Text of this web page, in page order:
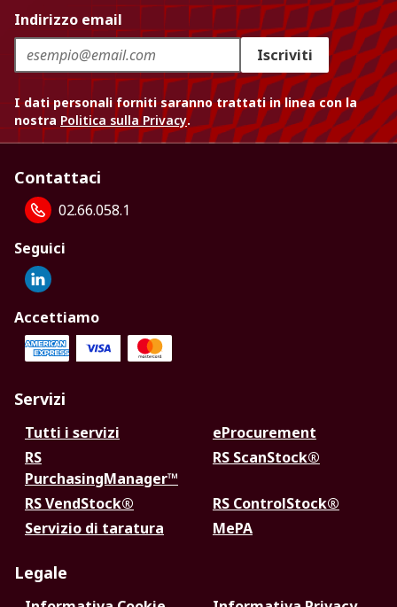
Indirizzo email
Iscriviti
I dati personali forniti saranno trattati in linea con la
nostra Politica sulla Privacy.
Contattaci
02.66.058.1
Seguici
Accettiamo
Servizi
Tutti i servizi
eProcurement
RS
PurchasingManager™
RS ScanStock®
RS VendStock®
RS ControlStock®
Servizio di taratura
MePA
Legale